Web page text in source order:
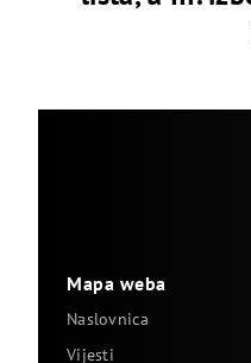
Mapa weba
Naslovnica
Vijesti